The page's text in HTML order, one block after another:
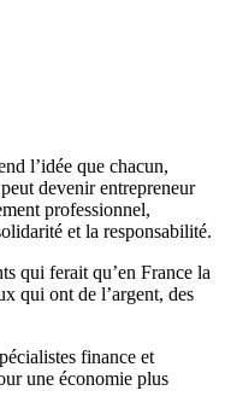
l’idée que chacun,
devenir entrepreneur
professionnel,
et la responsabilité.
qui ferait qu’en France la
qui ont de l’argent, des
finance et
une économie plus